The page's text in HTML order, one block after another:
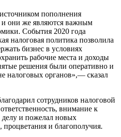
пополнения
и они же являются важным
События 2020 года
налоговая политика позволила
бизнес в условиях
рабочие места и доходы
решения были оперативно и
налоговых органов»,— сказал
сотрудников налоговой
внимание к
делу и пожелал новых
и благополучия.